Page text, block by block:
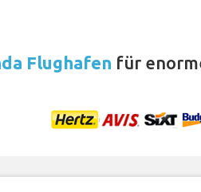
Flughafen für